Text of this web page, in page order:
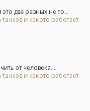
два разных не то...
и как это работает
от человека....
и как это работает